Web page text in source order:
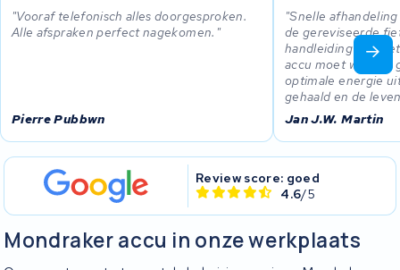
Vooraf telefonisch alles doorgesproken.
Alle afspraken perfect nagekomen.
Pierre Pubbwn
Snelle
de gereviseerde
handleiding hoe
accu moet worden
optimale energie
gehaald en de
Jan J.W. Martin
Review score: goed
4.6/5
Mondraker accu in onze werkplaats